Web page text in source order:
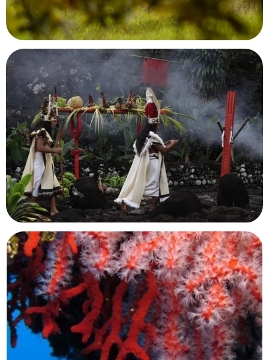
Điên Biên Phu, Vietnam
Maison du Lac de Grand-Lieu
Bouaye, Loire-Atlantique
Centre d’interprétation du marae
Taputapuatea